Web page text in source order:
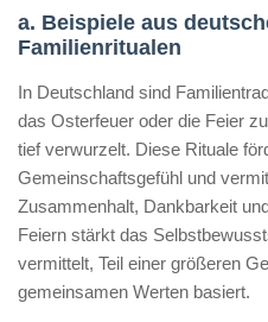
a. Beispiele aus
Familienritualen
In Deutschland sind
das Osterfeuer oder die Feier
tief verwurzelt. Diese Rituale
Gemeinschaftsgefühl und
Zusammenhalt, Dankbarkeit
Feiern stärkt das
vermittelt, Teil einer größeren
gemeinsamen Werten basiert.